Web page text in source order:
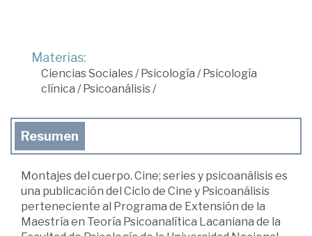
Materias:
Ciencias Sociales/ Psicología / Psicología
clínica / Psicoanálisis/
Resumen
Montajes del cuerpo. Cine; series y psicoanálisis es
una publicación del Ciclo de Cine y Psicoanálisis
perteneciente al Programa de Extensión de la
Maestría en Teoría Psicoanalítica Lacaniana de la